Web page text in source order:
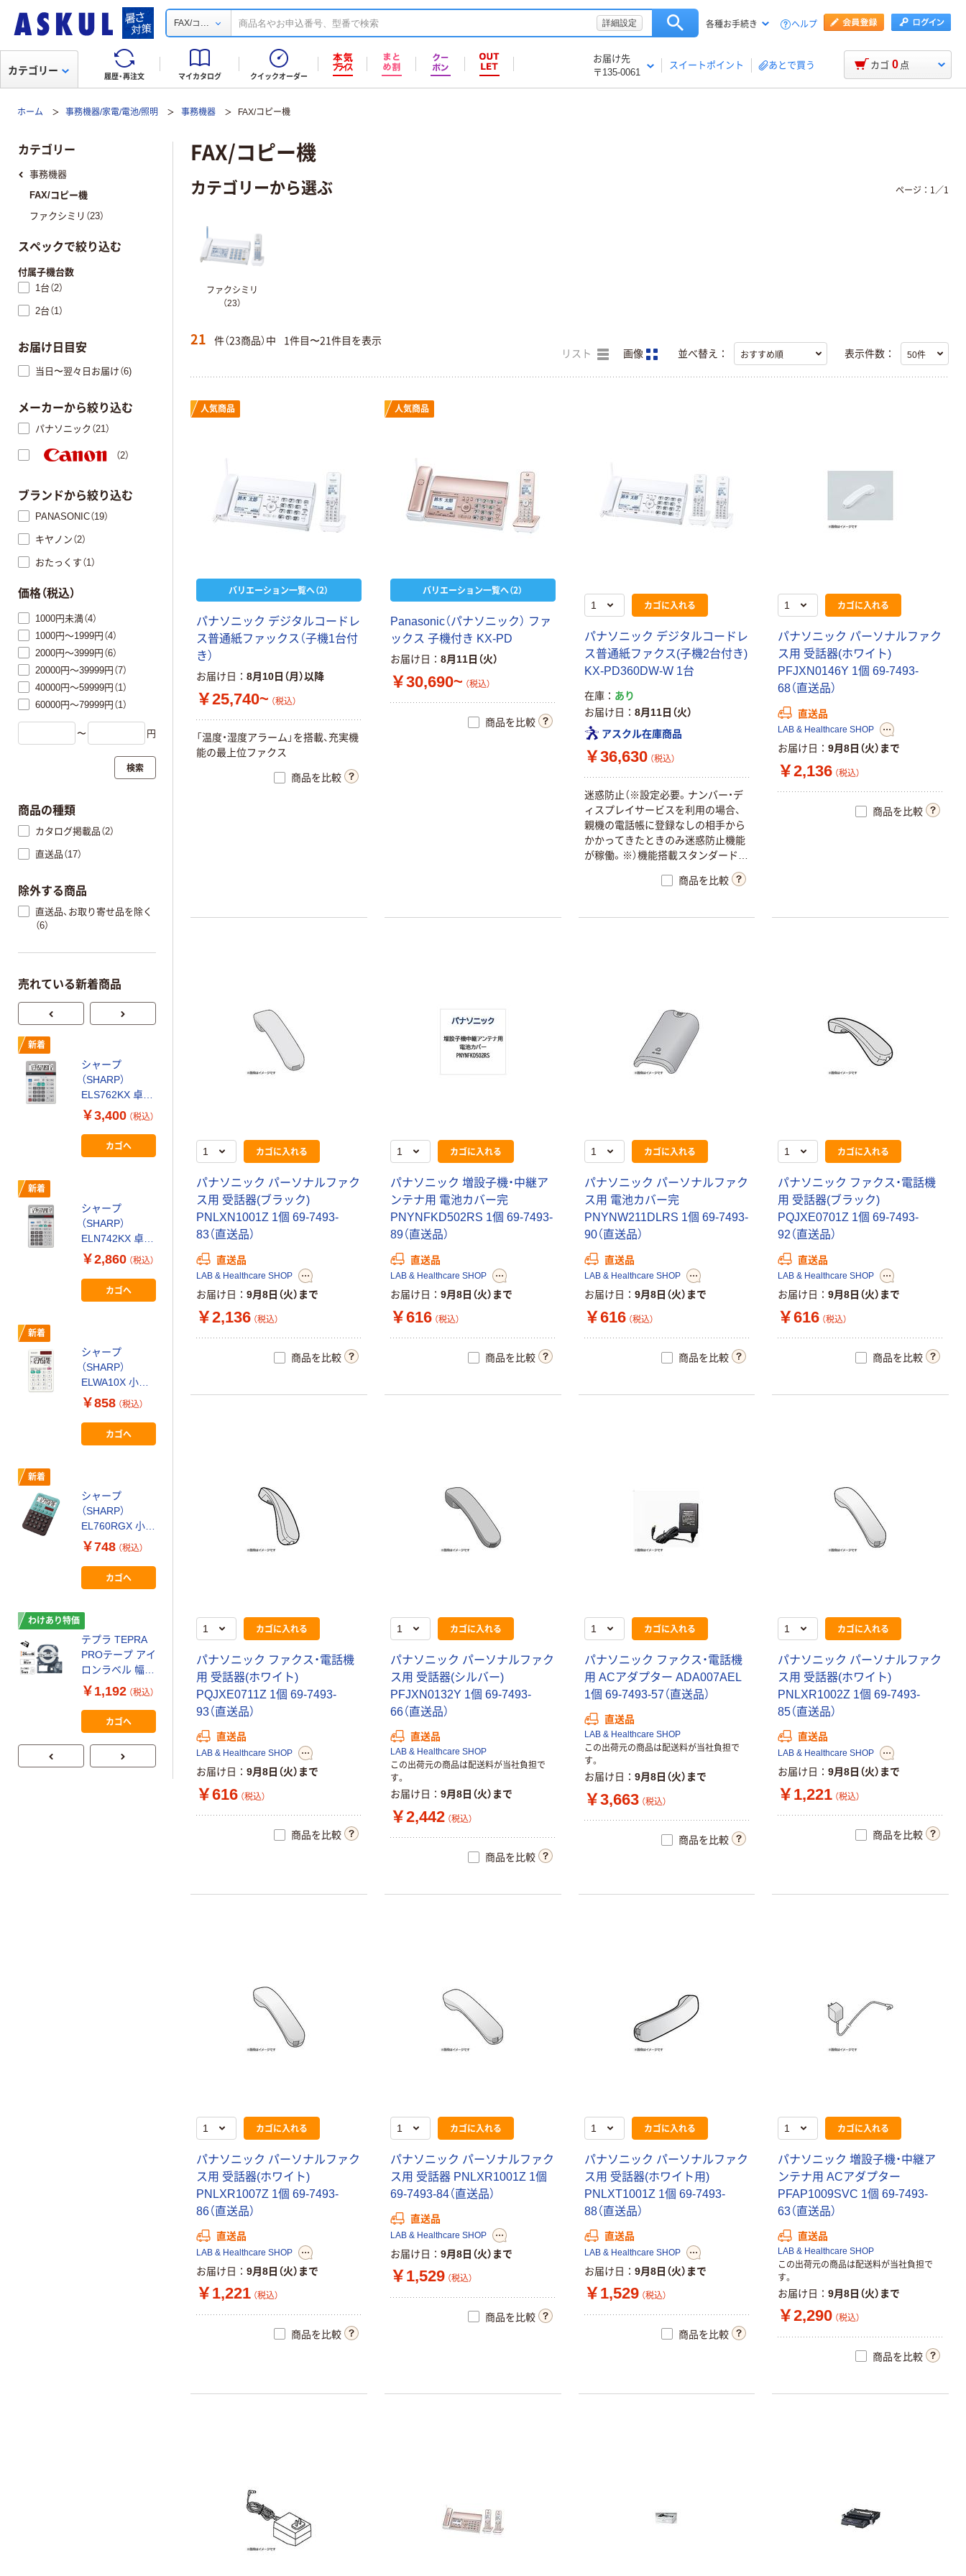
FAX/コ ... 詳細設定 各種お手続き ヘルプ
履歴・再注文 マイカタログ クイックオーダー
お届け先
〒135-0061
スイートポイント あとで買う
カテゴリー カゴ 0 点
ホーム 事務機器/家電/電池/照明 事務機器 FAX/コピー機
FAX/コピー機
カテゴリーから選ぶ
ファクシミリ
（23）
ページ： 1 ／1
21 件（23商品）中 1件目〜21件目を表示
リスト 画像 並べ替え： 表示件数：
人気商品
バリエーション一覧へ（2）
パナソニック デジタルコードレ
ス普通紙ファックス（子機1台付
き）
お届け日 8月10日（月）以降
￥25,740~ （税込）
「温度・湿度アラーム」を搭載、充実機
能の最上位ファクス
商品を比較
人気商品
バリエーション一覧へ（2）
Panasonic（パナソニック） ファ
ックス 子機付き KX-PD
お届け日 8月11日（火）
￥30,690~ （税込）
商品を比較
カゴに入れる
パナソニック デジタルコードレ
ス普通紙ファクス(子機2台付き)
KX-PD360DW-W 1台
在庫
あり
お届け日
8月11日（火）
アスクル在庫商品
￥36,630 （税込）
迷惑防止（※設定必要。ナンバー・デ
ィスプレイサービスを利用の場合、
親機の電話帳に登録なしの相手から
かかってきたときのみ迷惑防止機能
が稼働。※）機能搭載スタンダードタ
商品を比較
カゴに入れる
パナソニック パーソナルファク
ス用 受話器(ホワイト)
PFJXN0146Y 1個 69-7493-
68（直送品）
直送品
LAB & Healthcare SHOP
お届け日 9月8日（火）まで
￥2,136 （税込）
商品を比較
カゴに入れる
パナソニック パーソナルファク
ス用 受話器(ブラック)
PNLXN1001Z 1個 69-7493-
83（直送品）
直送品
LAB & Healthcare SHOP
お届け日 9月8日（火）まで
￥2,136 （税込）
商品を比較
カゴに入れる
パナソニック 増設子機・中継ア
ンテナ用 電池カバー完
PNYNFKD502RS 1個 69-7493-
89（直送品）
直送品
LAB & Healthcare SHOP
お届け日 9月8日（火）まで
￥616 （税込）
商品を比較
カゴに入れる
パナソニック パーソナルファク
ス用 電池カバー完
PNYNW211DLRS 1個 69-7493-
90（直送品）
直送品
LAB & Healthcare SHOP
お届け日 9月8日（火）まで
￥616 （税込）
商品を比較
カゴに入れる
パナソニック ファクス・電話機
用 受話器(ブラック)
PQJXE0701Z 1個 69-7493-
92（直送品）
直送品
LAB & Healthcare SHOP
お届け日 9月8日（火）まで
￥616 （税込）
商品を比較
カゴに入れる
パナソニック ファクス・電話機
用 受話器(ホワイト)
PQJXE0711Z 1個 69-7493-
93（直送品）
直送品
LAB & Healthcare SHOP
お届け日 9月8日（火）まで
￥616 （税込）
商品を比較
カゴに入れる
パナソニック パーソナルファク
ス用 受話器(シルバー)
PFJXN0132Y 1個 69-7493-
66（直送品）
直送品
LAB & Healthcare SHOP
この出荷元の商品は配送料が当社負担で
す。
お届け日 9月8日（火）まで
￥2,442 （税込）
商品を比較
カゴに入れる
パナソニック ファクス・電話機
用 ACアダプター ADA007AEL
1個 69-7493-57（直送品）
直送品
LAB & Healthcare SHOP
この出荷元の商品は配送料が当社負担で
す。
お届け日 9月8日（火）まで
￥3,663 （税込）
商品を比較
カゴに入れる
パナソニック パーソナルファク
ス用 受話器(ホワイト)
PNLXR1002Z 1個 69-7493-
85（直送品）
直送品
LAB & Healthcare SHOP
お届け日 9月8日（火）まで
￥1,221 （税込）
商品を比較
カゴに入れる
パナソニック パーソナルファク
ス用 受話器(ホワイト)
PNLXR1007Z 1個 69-7493-
86（直送品）
直送品
LAB & Healthcare SHOP
お届け日 9月8日（火）まで
￥1,221 （税込）
商品を比較
カゴに入れる
パナソニック パーソナルファク
ス用 受話器 PNLXR1001Z 1個
69-7493-84（直送品）
直送品
LAB & Healthcare SHOP
お届け日 9月8日（火）まで
￥1,529 （税込）
商品を比較
カゴに入れる
パナソニック パーソナルファク
ス用 受話器(ホワイト用)
PNLXT1001Z 1個 69-7493-
88（直送品）
直送品
LAB & Healthcare SHOP
お届け日 9月8日（火）まで
￥1,529 （税込）
商品を比較
カゴに入れる
パナソニック 増設子機・中継ア
ンテナ用 ACアダプター
PFAP1009SVC 1個 69-7493-
63（直送品）
直送品
LAB & Healthcare SHOP
この出荷元の商品は配送料が当社負担で
す。
お届け日 9月8日（火）まで
￥2,290 （税込）
商品を比較
カテゴリー
事務機器
FAX/コピー機
ファクシミリ（23）
スペックで絞り込む
付属子機台数
1台（2）
2台（1）
お届け日目安
当日〜翌々日お届け（6)
メーカーから絞り込む
パナソニック（21）
（2）
ブランドから絞り込む
PANASONIC（19）
キヤノン（2）
おたっくす（1）
価格（税込）
1000円未満（4）
1000円～1999円（4）
2000円～3999円（6）
20000円～39999円（7）
40000円～59999円（1）
60000円～79999円（1）
〜 円
検索
商品の種類
カタログ掲載品（2）
直送品（17）
除外する商品
直送品、お取り寄せ品を除く
（6）
売れている新着商品
新着
シャープ
（SHARP）
ELS762KX 卓上
電卓 1個
￥3,400 （税込）
カゴへ
新着
シャープ
（SHARP）
ELN742KX 卓上
電卓 1個
￥2,860 （税込）
カゴへ
新着
シャープ
（SHARP）
ELWA10X 小型
電卓 1個
￥858 （税込）
カゴへ
新着
シャープ
（SHARP）
EL760RGX 小型
電卓 1個
￥748 （税込）
カゴへ
わけあり特価
テプラ TEPRA
PROテープ アイ
ロンラベル 幅
24mm 白ラベル
(黒文字) SF24K
1個 キングジム
（わけあり品）
￥1,192 （税込）
カゴへ
（SHARP）
カゴへ
新着
シャープ
（SHARP）
ELM722KX 小型
電卓 1個
￥2,190
カゴへ
Square（スクエ
ア）ターミナル
ロール紙 1パッ
シャープ
（SHARP）
EL760RPX 小型
￥748 （税込）
新着
シャープ
（SHARP）
ELM336VX 小型
電卓 1個
￥1,298 （税込）
カゴへ
新着
シャープ
（SHARP）
ELVN83RX 卓上
電卓 1個
￥3,278 （税込）
カゴへ
電卓 1個
（税込）
シャープ
（SHARP）
EL760RWX 小
型電卓 1個
￥748 （税込）
カゴへ
カゴへ
新着
シャープ
（SHARP）
ELVN83AX 卓上
￥3,278 （税込）
カゴへ
シャープ
（SHARP）
電卓 1個
新着
新着
（SHARP）
シャープ
（SHARP）
電卓 1個
テプラ TEPRA
PROテープ アイ
ロンラベル 幅
24mm 白ラベル
(黒文字) SF24K
￥1,192